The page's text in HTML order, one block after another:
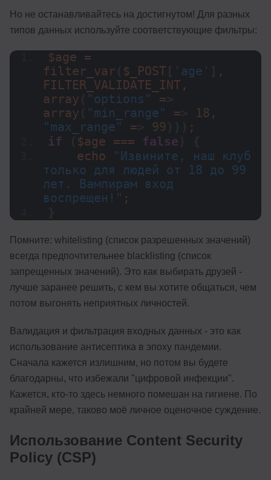
Но не останавливайтесь на достигнутом! Для разных
типов данных используйте соответствующие фильтры:
filter_var
$_POST 'age'
,
array
"options" =
array
"min_range" = 18
"max_range"
= 99
;
if
$age === false
    echo
"Извините, наш клуб
только для людей от 18 до 99
лет. Вампирам вход
воспрещен!" ;
Помните: whitelisting (список разрешенных значений)
всегда предпочтительнее blacklisting (список
запрещенных значений). Это как выбирать друзей -
лучше заранее решить, с кем вы хотите общаться, чем
потом выгонять неприятных личностей.
Валидация и фильтрация входных данных - это как
использование антисептика в эпоху пандемии.
Сначала кажется излишним, но потом вы будете
благодарны, что избежали "цифровой инфекции".
Кажется, кто-то здесь немного помешан на гигиене. По
крайней мере, таково моё личное оценочное суждение.
Использование Content Security
Policy (CSP)